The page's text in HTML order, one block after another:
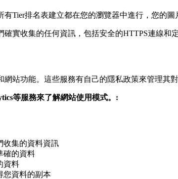
Tier排名表建立都在您的瀏覽器中進行，您的
實收集的任何資訊，包括安全的HTTPS連線和
站功能。這些服務有自己的隱私政策來管理其對
等服務來了解網站使用模式。:
收集的資料資訊
確的資料
資料
您資料的副本